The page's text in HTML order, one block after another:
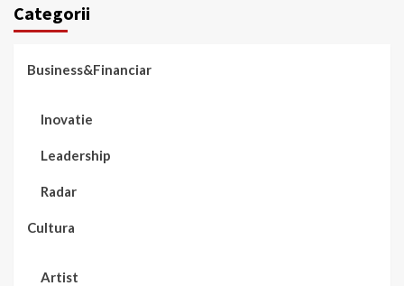
Categorii
Business&Financiar
Inovatie
Leadership
Radar
Cultura
Artist